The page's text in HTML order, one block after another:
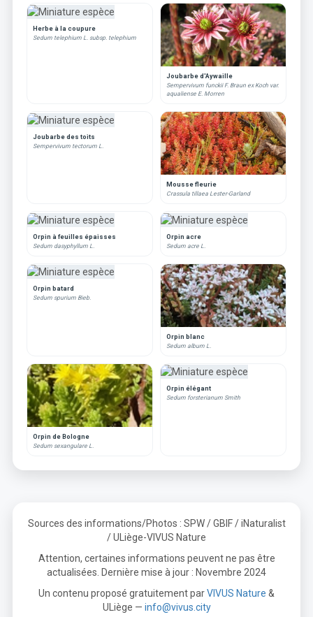
Herbe à la coupure
Sedum telephium L. subsp. telephium
Joubarbe d'Aywaille
Sempervivum funckii F. Braun ex Koch var.
aqualiense E. Morren
Joubarbe des toits
Sempervivum tectorum L.
Mousse fleurie
Crassula tillaea Lester-Garland
Orpin à feuilles épaisses
Sedum dasyphyllum L.
Orpin acre
Sedum acre L.
Orpin batard
Sedum spurium Bieb.
Orpin blanc
Sedum album L.
Orpin de Bologne
Sedum sexangulare L.
Orpin élégant
Sedum forsterianum Smith
Sources des informations/Photos : SPW / GBIF / iNaturalist
/ ULiège-VIVUS Nature
Attention, certaines informations peuvent ne pas être
actualisées. Dernière mise à jour : Novembre 2024
Un contenu proposé gratuitement parVIVUS Nature &
ULiège — info@vivus.city